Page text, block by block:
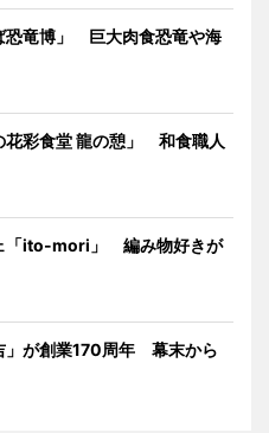
恐竜博」 巨大肉食恐竜や海
花彩食堂 龍の憩」 和食職人
「ito-mori」 編み物好きが
」が創業170周年 幕末から